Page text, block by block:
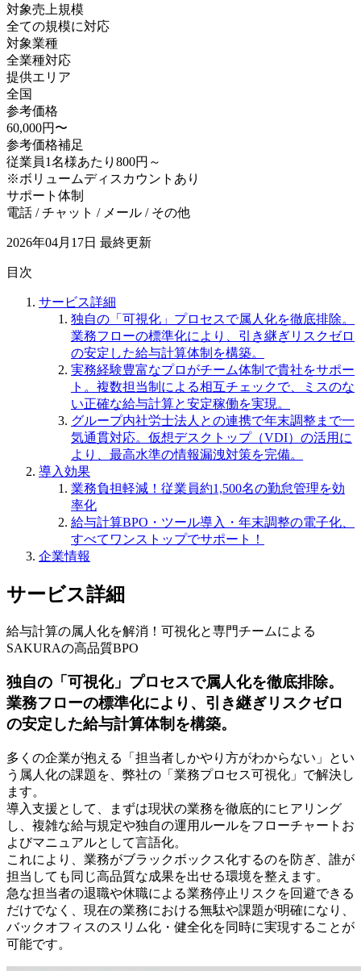
対象売上規模
全ての規模に対応
対象業種
全業種対応
提供エリア
全国
参考価格
60,000円〜
参考価格補足
従業員1名様あたり800円～
※ボリュームディスカウントあり
サポート体制
電話 / チャット / メール / その他
2026年04月17日 最終更新
目次
サービス詳細
独自の「可視化」プロセスで属人化を徹底排除。
業務フローの標準化により、引き継ぎリスクゼロ
の安定した給与計算体制を構築。
実務経験豊富なプロがチーム体制で貴社をサポー
ト。複数担当制による相互チェックで、ミスのな
い正確な給与計算と安定稼働を実現。
グループ内社労士法人との連携で年末調整まで一
気通貫対応。仮想デスクトップ（VDI）の活用に
より、最高水準の情報漏洩対策を完備。
導入効果
業務負担軽減！従業員約1,500名の勤怠管理を効
率化
給与計算BPO・ツール導入・年末調整の電子化、
すべてワンストップでサポート！
企業情報
サービス詳細
給与計算の属人化を解消！可視化と専門チームによる
SAKURAの高品質BPO
独自の「可視化」プロセスで属人化を徹底排除。
業務フローの標準化により、引き継ぎリスクゼロ
の安定した給与計算体制を構築。
多くの企業が抱える「担当者しかやり方がわからない」とい
う属人化の課題を、弊社の「業務プロセス可視化」で解決し
ます。
導入支援として、まずは現状の業務を徹底的にヒアリング
し、複雑な給与規定や独自の運用ルールをフローチャートお
よびマニュアルとして言語化。
これにより、業務がブラックボックス化するのを防ぎ、誰が
担当しても同じ高品質な成果を出せる環境を整えます。
急な担当者の退職や休職による業務停止リスクを回避できる
だけでなく、現在の業務における無駄や課題が明確になり、
バックオフィスのスリム化・健全化を同時に実現することが
可能です。